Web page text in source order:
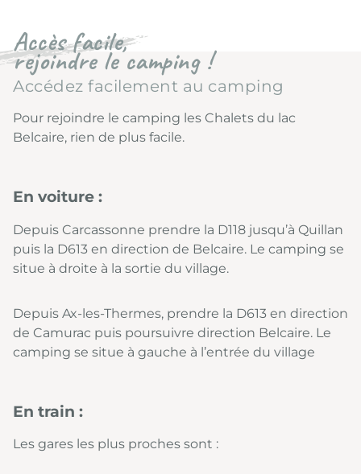
Accédez facilement au camping
Pour rejoindre le camping les Chalets du lac
Belcaire, rien de plus facile.
En voiture :
Depuis Carcassonne prendre la D118 jusqu’à Quillan
puis la D613 en direction de Belcaire. Le camping se
situe à droite à la sortie du village.
Depuis Ax-les-Thermes, prendre la D613 en direction
de Camurac puis poursuivre direction Belcaire. Le
camping se situe à gauche à l’entrée du village
En train :
Les gares les plus proches sont :
Accès facile,
rejoindre le camping !